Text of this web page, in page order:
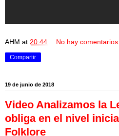
AHM at 20:44 No hay comentarios:
Compartir
19 de junio de 2018
Video Analizamos la
obliga en el nivel
Folklore